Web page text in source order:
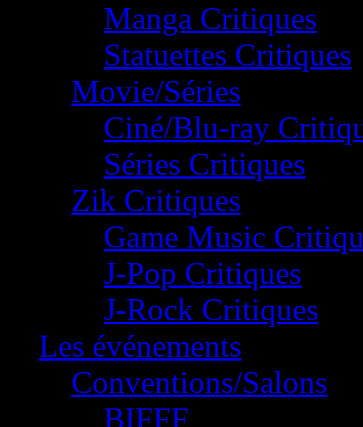
Manga Critiques
Statuettes Critiques
Movie/Séries
Ciné/Blu-ray
Séries Critiques
Zik Critiques
Game Music
J-Pop Critiques
J-Rock Critiques
Les événements
Conventions/Salons
BIFFF